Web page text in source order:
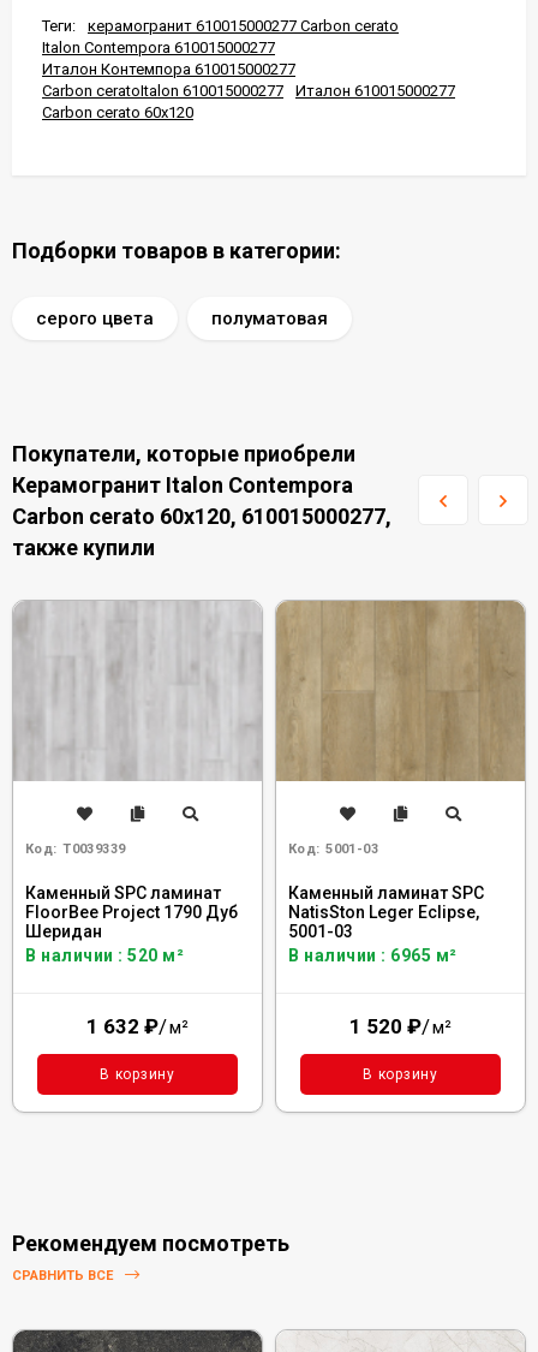
Теги:
керамогранит 610015000277 Carbon cerato
Italon Contempora 610015000277
Италон Контемпора 610015000277
Carbon ceratoItalon 610015000277
Италон 610015000277
Carbon cerato 60x120
Подборки товаров в категории:
серого цвета полуматовая
Покупатели, которые приобрели
Керамогранит Italon Contempora
Carbon cerato 60x120, 610015000277,
также купили
Код: Т0039339
Каменный SPC ламинат
FloorBee Project 1790 Дуб
Шеридан
В наличии : 520 м²
1 632 ₽/м²
В корзину
Код: 5001-03
Каменный ламинат SPC
NatisSton Leger Eclipse,
5001-03
В наличии : 6965 м²
1 520 ₽/м²
В корзину
Рекомендуем посмотреть
СРАВНИТЬ ВСЕ